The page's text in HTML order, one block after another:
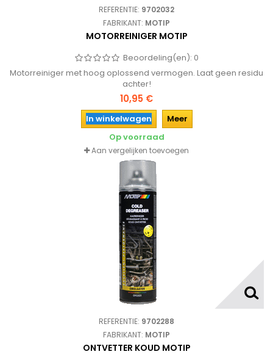
REFERENTIE: 9702032
FABRIKANT: MOTIP
MOTORREINIGER MOTIP
Beoordeling(en): 0
Motorreiniger met hoog oplossend vermogen. Laat geen residu
achter!
10,95 €
In winkelwagen
Meer
Op voorraad
Aan vergelijken toevoegen
REFERENTIE: 9702288
FABRIKANT: MOTIP
ONTVETTER KOUD MOTIP